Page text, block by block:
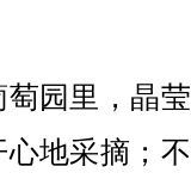
园里，晶
地采摘；